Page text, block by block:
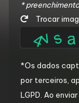
*
Trocar
*Os dados
por terceiros,
LGPD . Ao